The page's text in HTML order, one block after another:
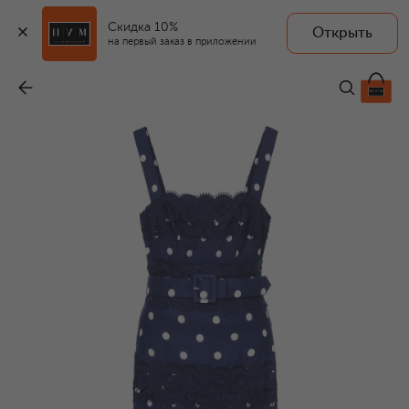
Скидка 10%
на первый заказ в приложении
Открыть
54 100 ₽